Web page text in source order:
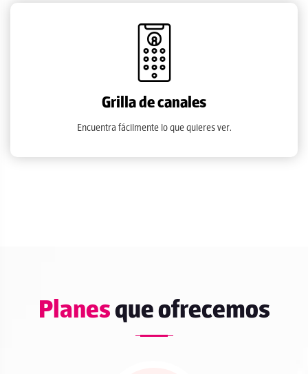
Grilla de canales
Encuentra fácilmente lo que quieres ver.
Planes que ofrecemos